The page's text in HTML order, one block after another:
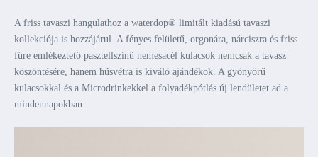
A friss tavaszi hangulathoz a waterdop® limitált kiadású tavaszi
kollekciója is hozzájárul. A fényes felületű, orgonára, nárciszra és friss
fűre emlékeztető pasztellszínű nemesacél kulacsok nemcsak a tavasz
köszöntésére, hanem húsvétra is kiváló ajándékok. A gyönyörű
kulacsokkal és a Microdrinkekkel a folyadékpótlás új lendületet ad a
mindennapokban.